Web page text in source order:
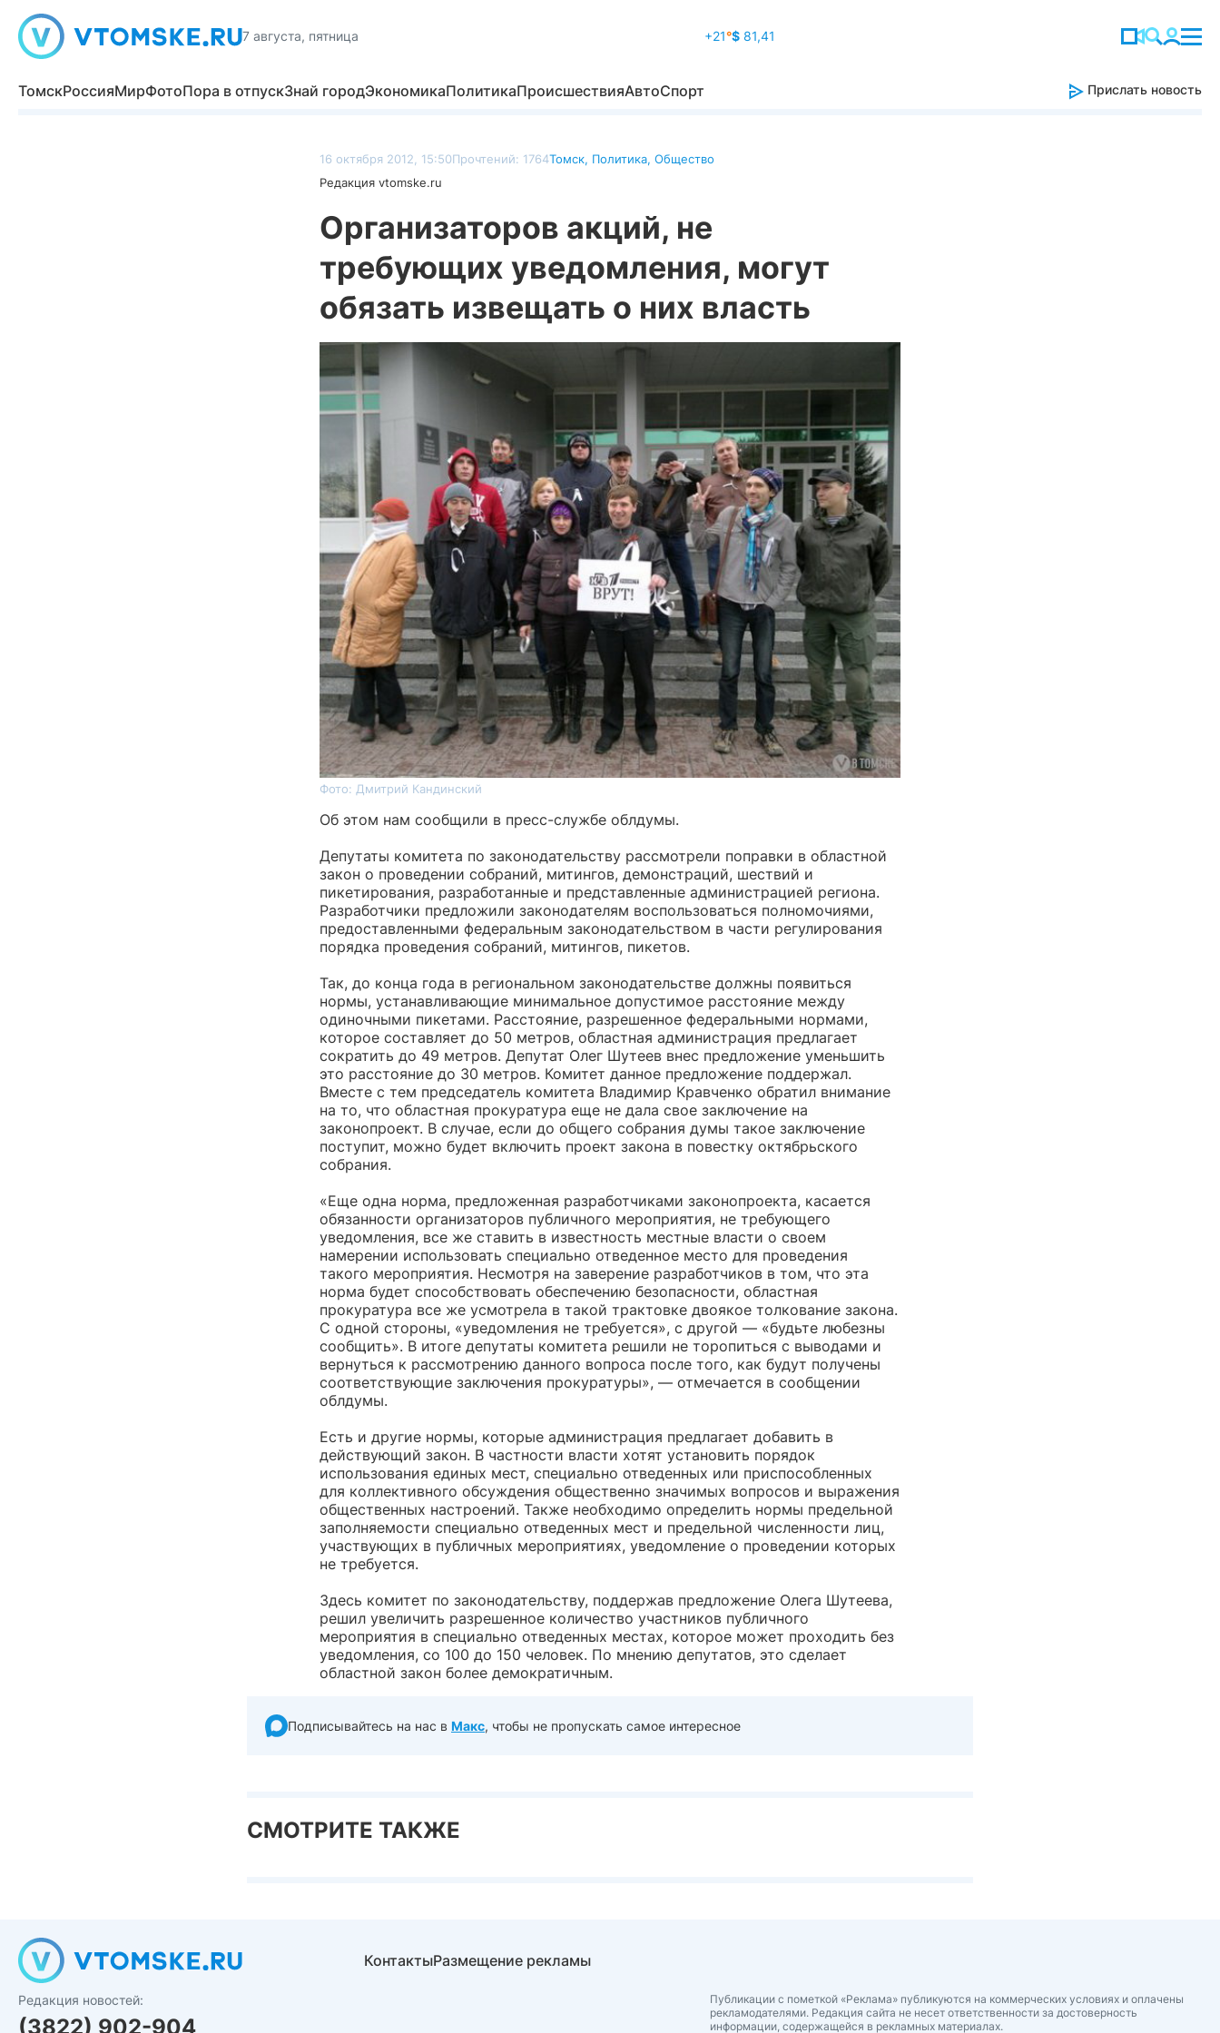
7 августа, пятница +21°$ 81,41
ТомскРоссияМирФотоПора в отпускЗнай городЭкономикаПолитикаПроисшествияАвтоСпорт Прислать новость
16 октября 2012, 15:50Прочтений: 1764Томск, Политика, Общество
Редакция vtomske.ru
Организаторов акций, не
требующих уведомления, могут
обязать извещать о них власть
Фото: Дмитрий Кандинский
Об этом нам сообщили в пресс-службе облдумы.
Депутаты комитета по законодательству рассмотрели поправки в областной
закон о проведении собраний, митингов, демонстраций, шествий и
пикетирования, разработанные и представленные администрацией региона.
Разработчики предложили законодателям воспользоваться полномочиями,
предоставленными федеральным законодательством в части регулирования
порядка проведения собраний, митингов, пикетов.
Так, до конца года в региональном законодательстве должны появиться
нормы, устанавливающие минимальное допустимое расстояние между
одиночными пикетами. Расстояние, разрешенное федеральными нормами,
которое составляет до 50 метров, областная администрация предлагает
сократить до 49 метров. Депутат Олег Шутеев внес предложение уменьшить
это расстояние до 30 метров. Комитет данное предложение поддержал.
Вместе с тем председатель комитета Владимир Кравченко обратил внимание
на то, что областная прокуратура еще не дала свое заключение на
законопроект. В случае, если до общего собрания думы такое заключение
поступит, можно будет включить проект закона в повестку октябрьского
собрания.
«Еще одна норма, предложенная разработчиками законопроекта, касается
обязанности организаторов публичного мероприятия, не требующего
уведомления, все же ставить в известность местные власти о своем
намерении использовать специально отведенное место для проведения
такого мероприятия. Несмотря на заверение разработчиков в том, что эта
норма будет способствовать обеспечению безопасности, областная
прокуратура все же усмотрела в такой трактовке двоякое толкование закона.
С одной стороны, «уведомления не требуется», с другой — «будьте любезны
сообщить». В итоге депутаты комитета решили не торопиться с выводами и
вернуться к рассмотрению данного вопроса после того, как будут получены
соответствующие заключения прокуратуры», — отмечается в сообщении
облдумы.
Есть и другие нормы, которые администрация предлагает добавить в
действующий закон. В частности власти хотят установить порядок
использования единых мест, специально отведенных или приспособленных
для коллективного обсуждения общественно значимых вопросов и выражения
общественных настроений. Также необходимо определить нормы предельной
заполняемости специально отведенных мест и предельной численности лиц,
участвующих в публичных мероприятиях, уведомление о проведении которых
не требуется.
Здесь комитет по законодательству, поддержав предложение Олега Шутеева,
решил увеличить разрешенное количество участников публичного
мероприятия в специально отведенных местах, которое может проходить без
уведомления, со 100 до 150 человек. По мнению депутатов, это сделает
областной закон более демократичным.
Подписывайтесь на нас в Макс, чтобы не пропускать самое интересное
СМОТРИТЕ ТАКЖЕ
Редакция новостей:
(3822) 902-904
КонтактыРазмещение рекламы
Публикации с пометкой «Реклама» публикуются на коммерческих условиях и оплачены
рекламодателями. Редакция сайта не несет ответственности за достоверность
информации, содержащейся в рекламных материалах.